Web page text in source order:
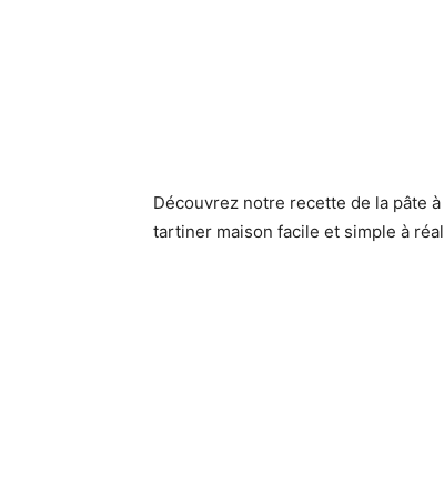
Découvrez notre recette de la pâte
tartiner maison facile et simple à